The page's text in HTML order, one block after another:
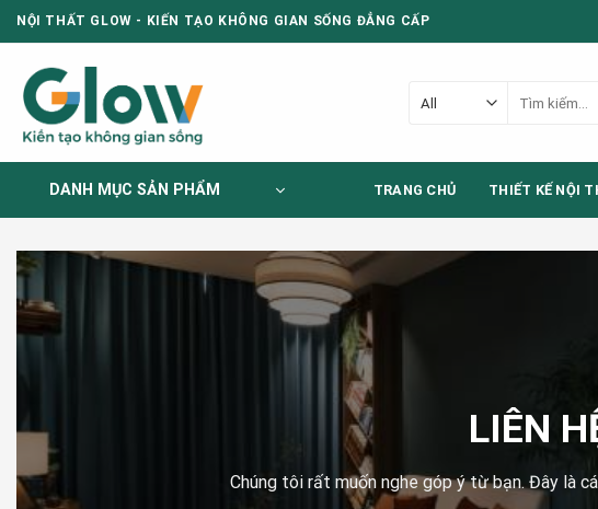
Skip
to
content
NỘI THẤT GLOW - KIẾN TẠO KHÔNG GIAN SỐNG ĐẲNG CẤP
kiếm:
DANH MỤC SẢN PHẨM TRANG CHỦ THIẾT KẾ NỘI
LIÊN
Chúng tôi rất muốn nghe góp ý từ bạn. Đây là